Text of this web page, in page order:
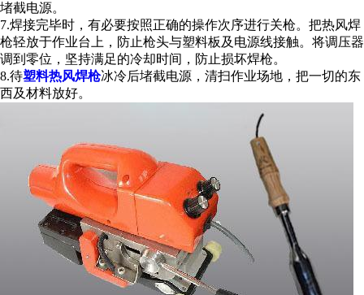
堵截电源。
7.焊接完毕时，有必要按照正确的操作次序进行关枪。把热风焊
枪轻放于作业台上，防止枪头与塑料板及电源线接触。将调压器
调到零位，坚持满足的冷却时间，防止损坏焊枪。
8.待塑料热风焊枪冰冷后堵截电源，清扫作业场地，把一切的东
西及材料放好。